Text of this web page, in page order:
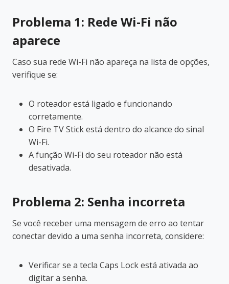
Problema 1: Rede Wi-Fi não
aparece
Caso sua rede Wi-Fi não apareça na lista de opções,
verifique se:
O roteador está ligado e funcionando
corretamente.
O Fire TV Stick está dentro do alcance do sinal
Wi-Fi.
A função Wi-Fi do seu roteador não está
desativada.
Problema 2: Senha incorreta
Se você receber uma mensagem de erro ao tentar
conectar devido a uma senha incorreta, considere:
Verificar se a tecla Caps Lock está ativada ao
digitar a senha.